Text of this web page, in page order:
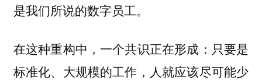
是我们所说的数字员工。
在这种重构中，一个共识正在形成：只要是
标准化、大规模的工作，人就应该尽可能少